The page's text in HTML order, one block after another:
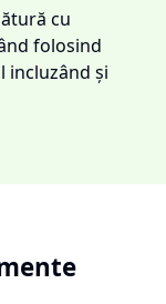
cu
folosind
incluzând și